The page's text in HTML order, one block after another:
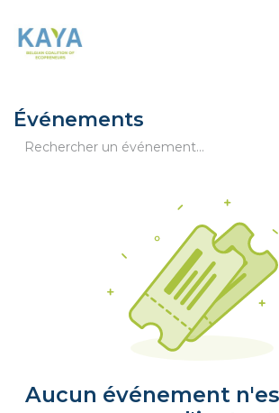
Événements
Aucun événement